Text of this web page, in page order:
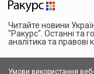
Читайте новини
"Ракурс". Останні та
аналітика та правові
Умови використання